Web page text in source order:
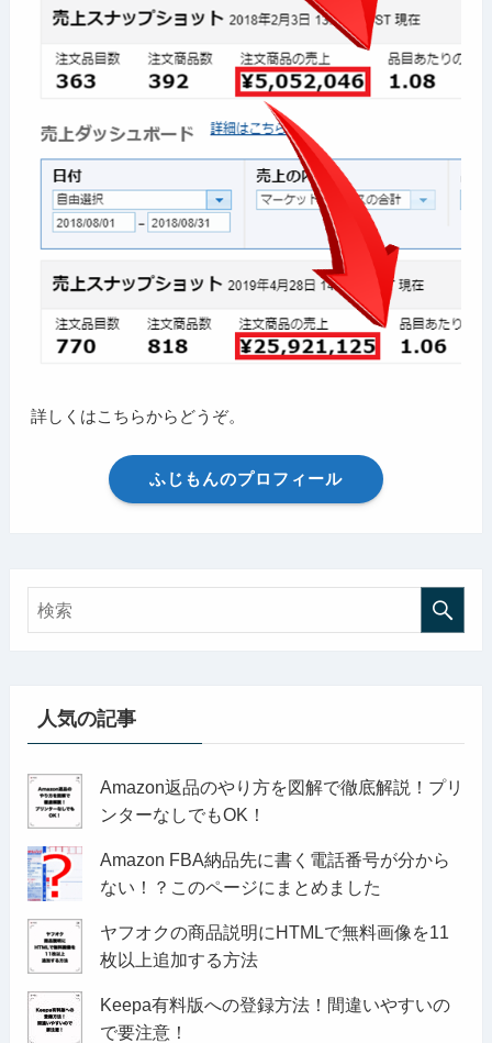
詳しくはこちらからどうぞ。
ふじもんのプロフィール
人気の記事
Amazon返品のやり方を図解で徹底解説！プリ
ンターなしでもOK！
Amazon FBA納品先に書く電話番号が分から
ない！？このページにまとめました
ヤフオクの商品説明にHTMLで無料画像を11
枚以上追加する方法
Keepa有料版への登録方法！間違いやすいの
で要注意！